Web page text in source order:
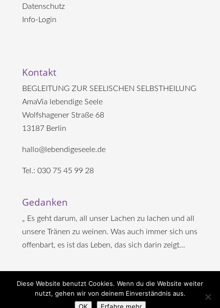
Datenschutz
Info-Login
Kontakt
BEGLEITUNG ZUR SEELISCHEN SELBSTHEILUNG
AmaVia lebendige Seele
Wolfshagener Straße 68
13187 Berlin
hallo@lebendigeseele.de
Tel.: 030 75 45 99 28
Gedanken
„ Es geht darum, all unser Lachen zu lachen und all
unsere Tränen zu weinen. Was auch immer sich uns
offenbart, es ist das Leben, das sich darin zeigt...
Diese Website benutzt Cookies. Wenn du die Website weiter
nutzt, gehen wir von deinem Einverständnis aus.